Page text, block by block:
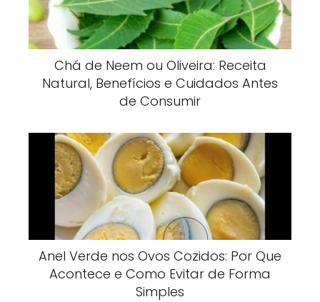
Chá de Neem ou Oliveira: Receita
Natural, Benefícios e Cuidados Antes
de Consumir
Anel Verde nos Ovos Cozidos: Por Que
Acontece e Como Evitar de Forma
Simples